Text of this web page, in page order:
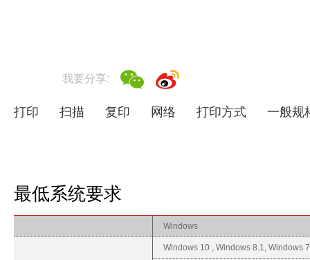
我要分享:
打印 扫描 复印 网络 打印方式 一般规
最低系统要求
Windows
Windows 10 , Windows 8.1, Windows